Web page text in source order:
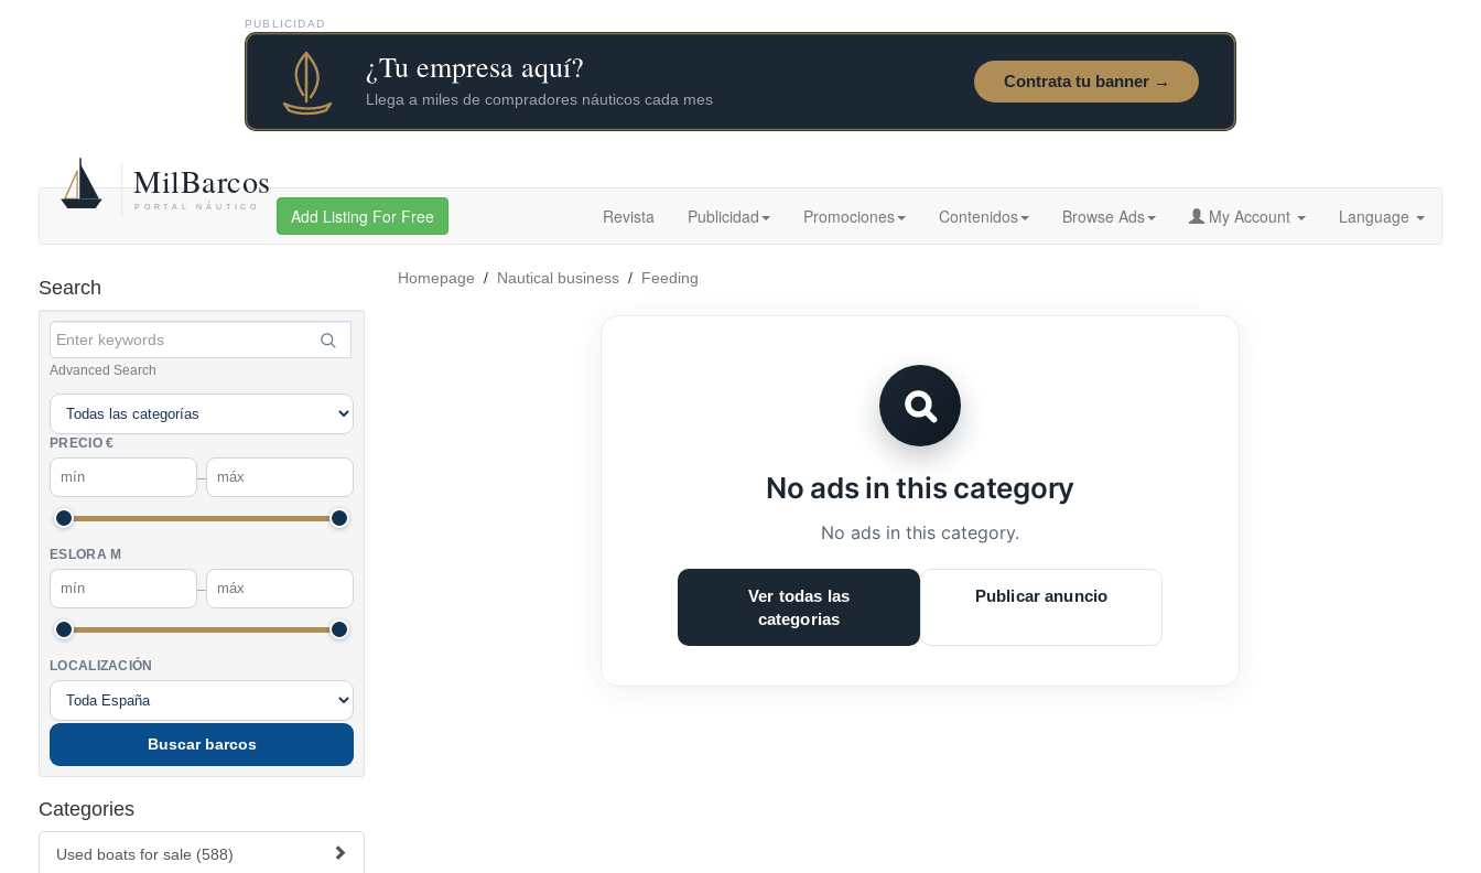
PUBLICIDAD
Add Listing For Free Revista Publicidad Promociones Contenidos Browse Ads My Account Language
Search
Advanced Search
PRECIO €
–
ESLORA M
–
LOCALIZACIÓN
Buscar barcos
Categories
Used boats for sale (588)
Homepage / Nautical business / Feeding
No ads in this category
No ads in this category.
Ver todas las
categorias
Publicar anuncio